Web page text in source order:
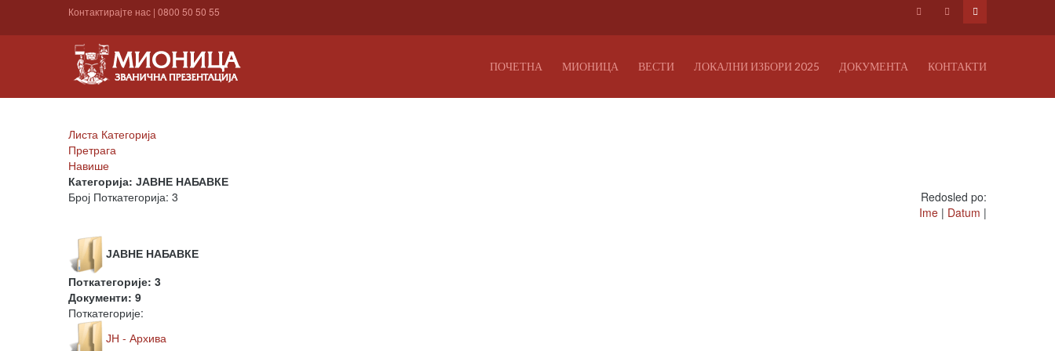
Контактирајте нас | 0800 50 50 55
ПОЧЕТНА МИОНИЦА ВЕСТИ ЛОКАЛНИ ИЗБОРИ 2025 ДОКУМЕНТА КОНТАКТИ
Листа Категорија
Претрага
Навише
Категорија: ЈАВНЕ НАБАВКЕ
Број Поткатегорија: 3
Redosled po:
Ime | Datum |
ЈАВНЕ НАБАВКЕ
Поткатегорије: 3
Документи: 9
Поткатегорије:
ЈН - Архива